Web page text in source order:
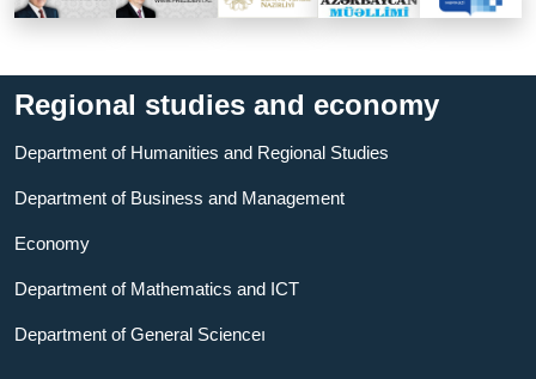
Regional studies and economy
Department of Humanities and Regional Studies
Department of Business and Management
Economy
Department of Mathematics and ICT
Department of General Scienceı